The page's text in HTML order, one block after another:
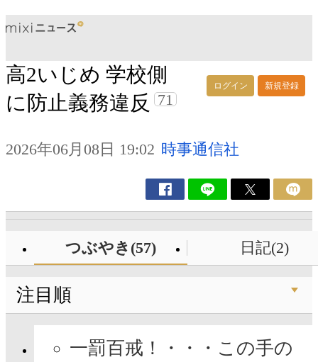
ログイン 新規登録
高2いじめ 学校側
に防止義務違反
71
2026年06月08日 19:02 時事通信社
つぶやき(57) 日記(2)
注目順
一罰百戒！・・・この手の